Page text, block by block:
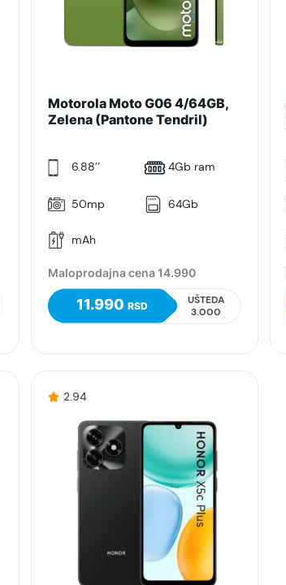
Motorola Moto G06 4/64GB,
Zelena (Pantone Tendril)
6.88’’ 4Gb ram
50mp 64Gb
mAh
Maloprodajna cena 14.990
11.990RSD
UŠTEDA
3.000
2.94